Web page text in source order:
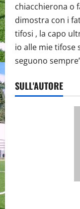
chiacchierona o
dimostra con i
tifosi , la capo
io alle mie tifose
seguono
SULL'AUTORE